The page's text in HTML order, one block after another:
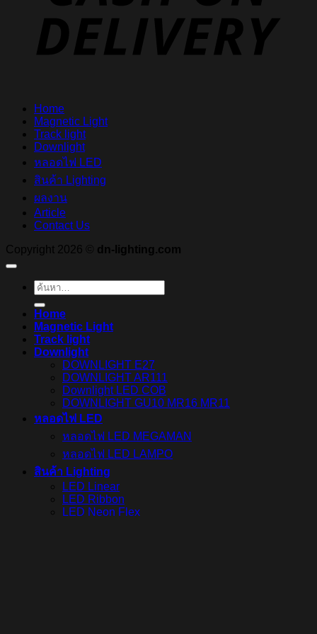
Home
Magnetic Light
Track light
Downlight
หลอดไฟ LED
สินค้า Lighting
ผลงาน
Article
Contact Us
Copyright 2026 © dn-lighting.com
ค้นหา:
Home
Magnetic Light
Track light
Downlight
DOWNLIGHT E27
DOWNLIGHT AR111
Downlight LED COB
DOWNLIGHT GU10 MR16 MR11
หลอดไฟ LED
หลอดไฟ LED MEGAMAN
หลอดไฟ LED LAMPO
สินค้า Lighting
LED Linear
LED Ribbon
LED Neon Flex